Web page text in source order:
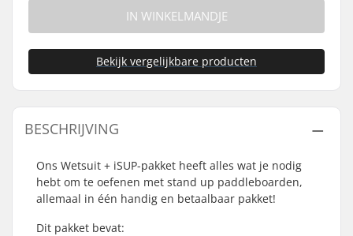
IN WINKELMANDJE
Bekijk vergelijkbare producten
BESCHRIJVING
Ons Wetsuit + iSUP-pakket heeft alles wat je nodig
hebt om te oefenen met stand up paddleboarden,
allemaal in één handig en betaalbaar pakket!
Dit pakket bevat: